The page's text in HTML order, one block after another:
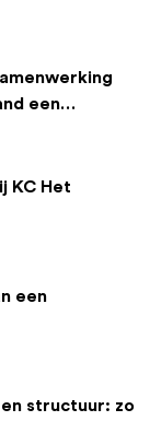
een
KC Het
een
structuur: zo